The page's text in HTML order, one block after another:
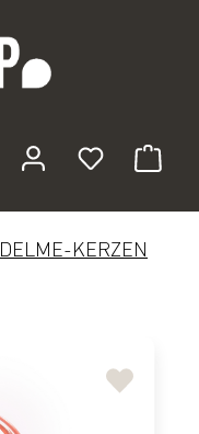
Du hast 0
DELME-KERZEN